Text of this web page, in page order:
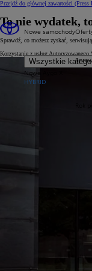
Przejdź do głównej zawartości (Press
Nowe samochody
Wszystkie
Nowe Aygo X
HYBRID
Rok
To nie wydatek,
Sprawdź, co możesz zyskać,
Korzystanie z usług